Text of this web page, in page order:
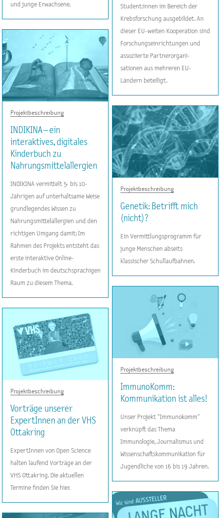
und junge Erwachsene.
Student:innen im Bereich der
Krebsforschung ausgebildet. An
dieser EU-weiten Kooperation sind
Forschungseinrichtungen und
assoziierte Partnerorgani-
sationen aus mehreren EU-
Ländern beteiligt.
Projektbeschreibung
INDIKINA – ein
interaktives, digitales
Kinderbuch zu
Nahrungsmittelallergien
INDIKINA vermittelt 5- bis 10-
Jährigen auf unterhaltsame Weise
grundlegendes Wissen zu
Nahrungsmittelallergien und den
richtigen Umgang damit: Im
Rahmen des Projekts entsteht das
erste interaktive Online-
Kinderbuch im deutschsprachigen
Raum zu diesem Thema.
Projektbeschreibung
Genetik: Betrifft mich
(nicht)?
Ein Vermittlungsprogramm für
junge Menschen abseits
klassischer Schullaufbahnen.
Projektbeschreibung
ImmunoKomm:
Kommunikation ist alles!
Unser Projekt "Immunokomm"
verknüpft das Thema
Immunologie, Journalismus und
Wissenschaftskommunikation für
Jugendliche von 16 bis 19 Jahren.
Projektbeschreibung
Vorträge unserer
ExpertInnen an der VHS
Ottakring
ExpertInnen von Open Science
halten laufend Vorträge an der
VHS Ottakring. Die aktuellen
Termine finden Sie hier.